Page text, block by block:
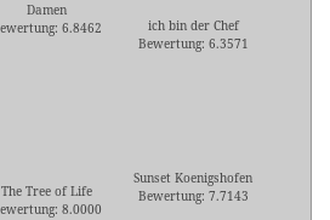
Damen
6.8462
ich bin der Chef
Bewertung: 6.3571
The Tree of Life
8.0000
Sunset Koenigshofen
Bewertung: 7.7143